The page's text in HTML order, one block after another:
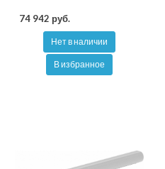
74 942 руб.
Нет в наличии
В избранное